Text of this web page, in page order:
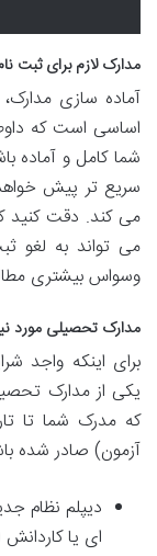
مدارک لازم برای ثبت
آماده سازی
اساسی است که
شما کامل و آماده
سریع تر پیش
می کند. دقت کنید
می تواند به لغو
وسواس بیشتری
مدارک تحصیلی مورد
برای اینکه واجد
یکی از مدارک
آزمون) صادر شده
ای یا